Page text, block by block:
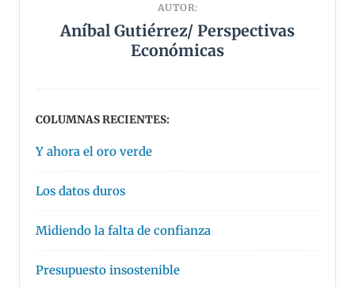
AUTOR:
Aníbal Gutiérrez/ Perspectivas
Económicas
COLUMNAS RECIENTES:
Y ahora el oro verde
Los datos duros
Midiendo la falta de confianza
Presupuesto insostenible